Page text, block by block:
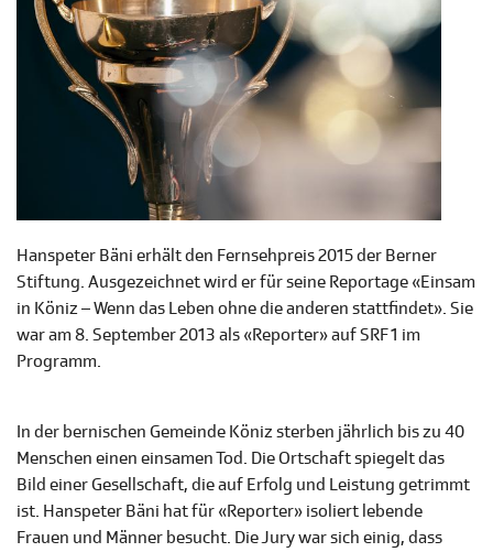
Hanspeter Bäni erhält den Fernsehpreis 2015 der Berner
Stiftung. Ausgezeichnet wird er für seine Reportage «Einsam
in Köniz – Wenn das Leben ohne die anderen stattfindet». Sie
war am 8. September 2013 als «Reporter» auf SRF 1 im
Programm.
In der bernischen Gemeinde Köniz sterben jährlich bis zu 40
Menschen einen einsamen Tod. Die Ortschaft spiegelt das
Bild einer Gesellschaft, die auf Erfolg und Leistung getrimmt
ist. Hanspeter Bäni hat für «Reporter» isoliert lebende
Frauen und Männer besucht. Die Jury war sich einig, dass